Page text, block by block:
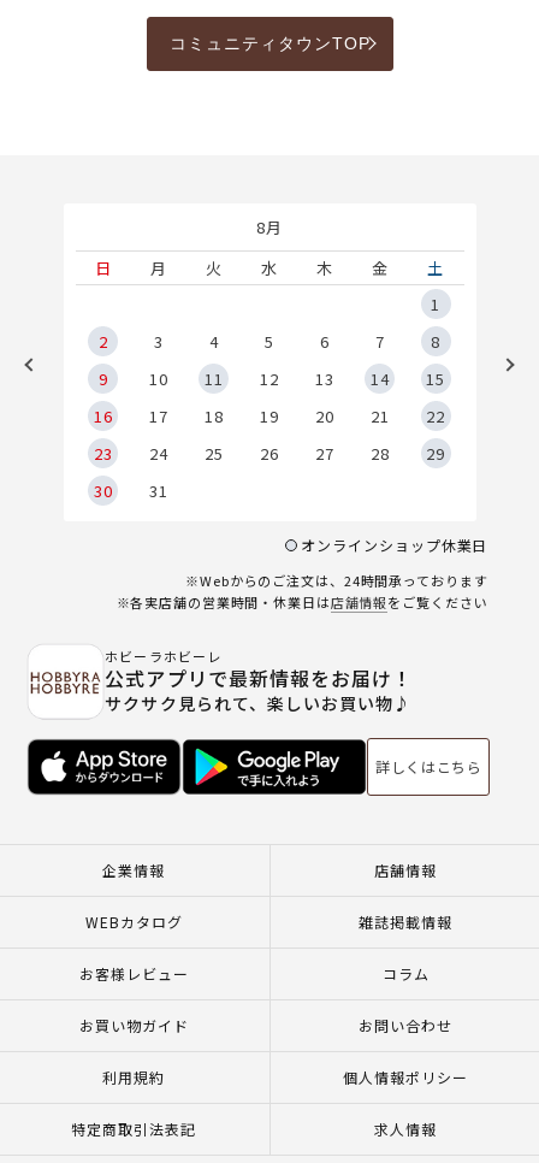
コミュニティタウンTOP
8月
日
月 火 水 木 金
土
1
2
3 4 5 6 7
8
9
10 11 12 13 14
15
16
17 18 19 20 21
22
23
24 25 26 27 28
29
30
31
オンラインショップ休業日
※Webからのご注文は、24時間承っております
※各実店舗の営業時間・休業日は店舗情報をご覧ください
ホビーラホビーレ
公式アプリで最新情報をお届け！
サクサク見られて、楽しいお買い物♪
詳しくはこちら
企業情報 店舗情報
WEBカタログ 雑誌掲載情報
お客様レビュー コラム
お買い物ガイド お問い合わせ
利用規約 個人情報ポリシー
特定商取引法表記 求人情報